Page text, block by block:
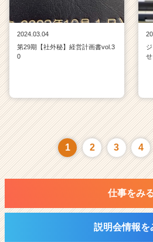
2024.03.04
第29期【社外秘】経営計画書vol.3
0
せ
1 2 3 4
仕事をみ
説明会情報を